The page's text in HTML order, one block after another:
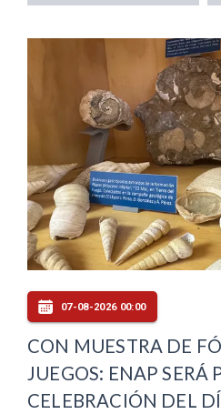
07-08-2026 00:00
CON MUESTRA DE
JUEGOS: ENAP SERÁ
CELEBRACIÓN DEL